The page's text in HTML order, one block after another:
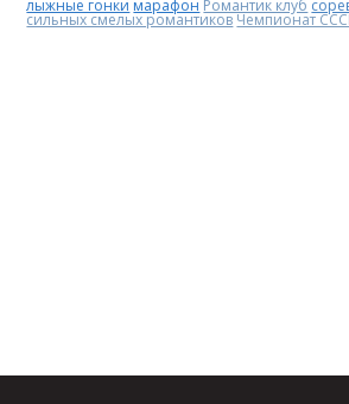
лыжные гонки марафонРомантик клуб
сильных смелых романтиковЧемпионат